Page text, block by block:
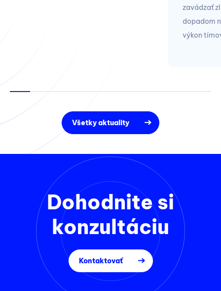
zavádzať
dopadom
výkon
Všetky aktuality
Dohodnite si
konzultáciu
Kontaktovať